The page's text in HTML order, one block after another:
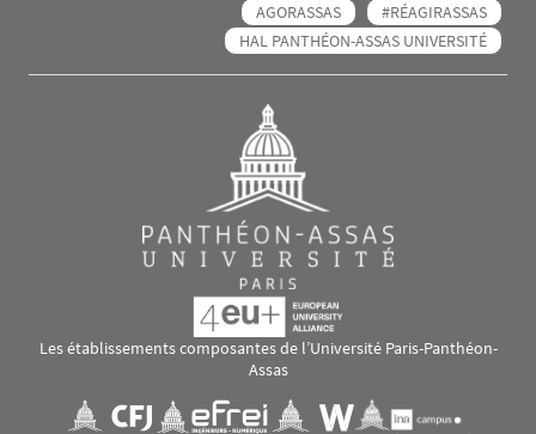
AGORASSAS
#RÉAGIRASSAS
HAL PANTHÉON-ASSAS UNIVERSITÉ
Les établissements composantes de l’Université Paris-Panthéon-
Assas
Visuel svgVisuel svg Visuel svgVisuel svg